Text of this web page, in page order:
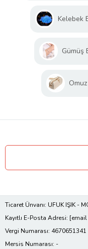
Kelebek
Gümüş
Ticaret Ünvanı: UFUK IŞIK -
Kayıtlı E-Posta Adresi:
Vergi Numarası: 4670651341
Mersis Numarası: -